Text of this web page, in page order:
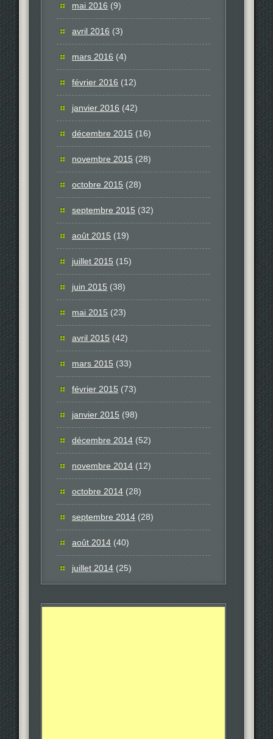
mai 2016 (9)
avril 2016 (3)
mars 2016 (4)
février 2016 (12)
janvier 2016 (42)
décembre 2015 (16)
novembre 2015 (28)
octobre 2015 (28)
septembre 2015 (32)
août 2015 (19)
juillet 2015 (15)
juin 2015 (38)
mai 2015 (23)
avril 2015 (42)
mars 2015 (33)
février 2015 (73)
janvier 2015 (98)
décembre 2014 (52)
novembre 2014 (12)
octobre 2014 (28)
septembre 2014 (28)
août 2014 (40)
juillet 2014 (25)